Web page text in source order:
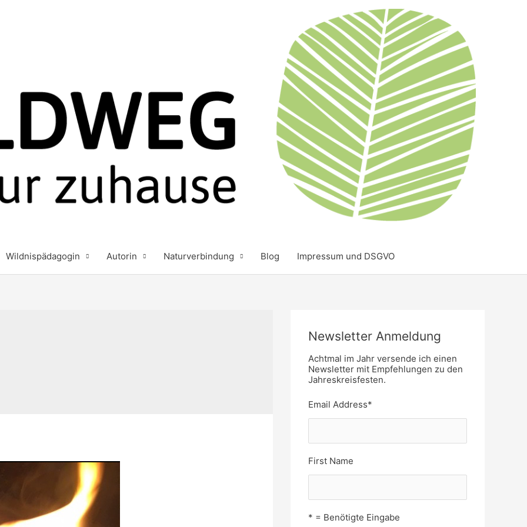
Wildnispädagogin Autorin Naturverbindung Blog Impressum und DSGVO
Newsletter Anmeldung
Achtmal im Jahr versende ich einen
Newsletter mit Empfehlungen zu den
Jahreskreisfesten.
Email Address*
First Name
* = Benötigte Eingabe